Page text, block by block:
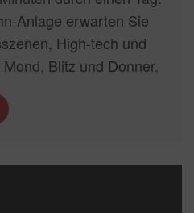
Anlage erwarten Sie
High-tech und
Blitz und Donner.